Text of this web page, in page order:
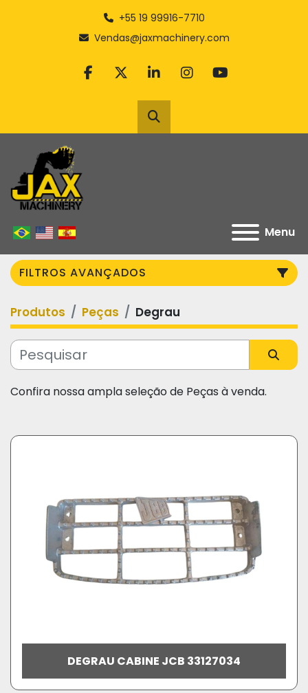
+55 19 99916-7710
Vendas@jaxmachinery.com
facebook
twitterlinkedininstagram
youtube
Pesquisar
Menu
FILTROS AVANÇADOS
Categoria
Fabricante
Produtos Peças Degrau
Confira nossa ampla seleção de Peças à venda.
DEGRAU CABINE JCB 33127034